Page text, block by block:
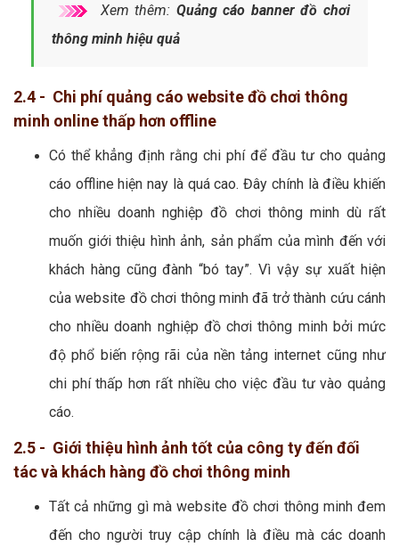
Xem thêm: Quảng cáo banner đồ chơi
thông minh hiệu quả
2.4 - Chi phí quảng cáo website đồ chơi thông
minh online thấp hơn offline
Có thể khẳng định rằng chi phí để đầu tư cho quảng
cáo offline hiện nay là quá cao. Đây chính là điều khiến
cho nhiều doanh nghiệp đồ chơi thông minh dù rất
muốn giới thiệu hình ảnh, sản phẩm của mình đến với
khách hàng cũng đành “bó tay”. Vì vậy sự xuất hiện
của website đồ chơi thông minh đã trở thành cứu cánh
cho nhiều doanh nghiệp đồ chơi thông minh bởi mức
độ phổ biến rộng rãi của nền tảng internet cũng như
chi phí thấp hơn rất nhiều cho việc đầu tư vào quảng
cáo.
2.5 - Giới thiệu hình ảnh tốt của công ty đến đối
tác và khách hàng đồ chơi thông minh
Tất cả những gì mà website đồ chơi thông minh đem
đến cho người truy cập chính là điều mà các doanh